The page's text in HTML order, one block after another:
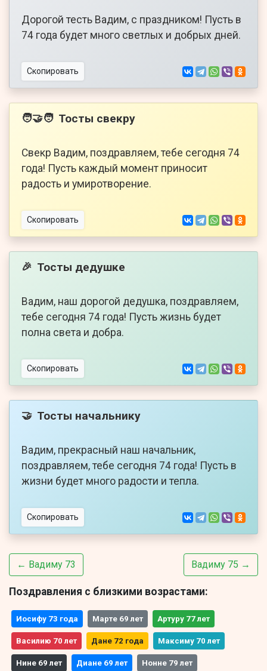
Дорогой тесть Вадим, с праздником! Пусть в
74 года будет много светлых и добрых дней.
Скопировать
🧑‍🤝‍🧑 Тосты свекру
Свекр Вадим, поздравляем, тебе сегодня 74
года! Пусть каждый момент приносит
радость и умиротворение.
Скопировать
🎉 Тосты дедушке
Вадим, наш дорогой дедушка, поздравляем,
тебе сегодня 74 года! Пусть жизнь будет
полна света и добра.
Скопировать
🤝 Тосты начальнику
Вадим, прекрасный наш начальник,
поздравляем, тебе сегодня 74 года! Пусть в
жизни будет много радости и тепла.
Скопировать
← Вадиму 73 Вадиму 75 →
Поздравления с близкими возрастами:
Иосифу 73 года Марте 69 лет Артуру 77 лет
Василию 70 лет Дане 72 года Максиму 70 лет
Нине 69 лет Диане 69 лет Нонне 79 лет